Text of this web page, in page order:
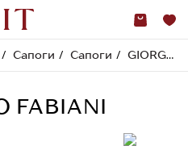
Сапоги Сапоги GIORGIO FABIANI
FABIANI